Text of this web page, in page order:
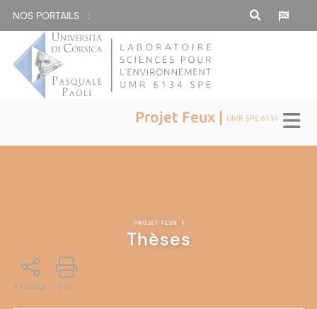
NOS PORTAILS :
Projet Feux | UMR SPE 6134
PROJET FEUX |
Thèses
PARTAGE PDF